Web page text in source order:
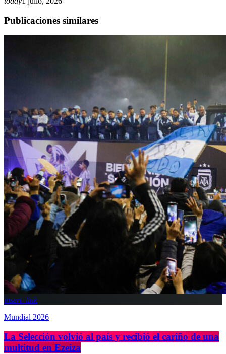
Publicaciones similares
insert_link
Mundial 2026
La Selección volvió al país y recibió el cariño de una
multitud en Ezeiza